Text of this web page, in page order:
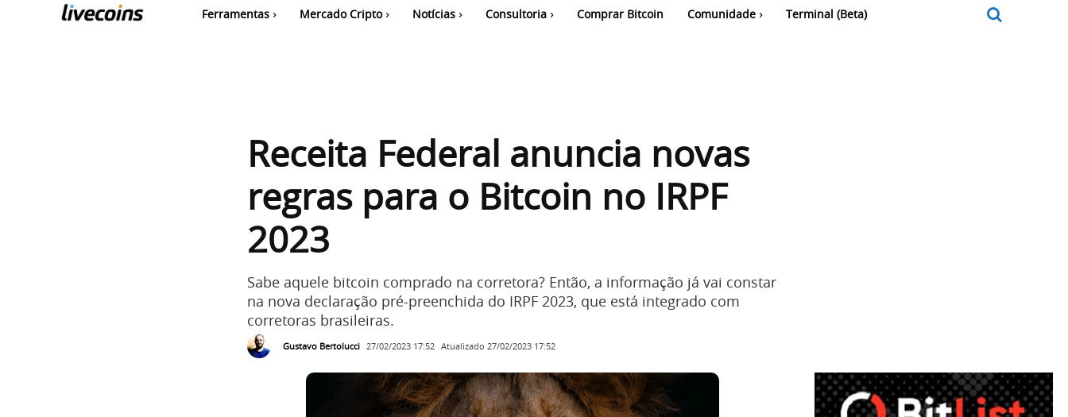
Ferramentas Mercado Cripto Notícias Consultoria Comprar Bitcoin Comunidade Terminal (Beta)
Receita Federal anuncia novas
regras para o Bitcoin no IRPF
2023
Sabe aquele bitcoin comprado na corretora? Então, a informação já vai constar
na nova declaração pré-preenchida do IRPF 2023, que está integrado com
corretoras brasileiras.
Gustavo Bertolucci 27/02/2023 17:52 Atualizado 27/02/2023 17:52